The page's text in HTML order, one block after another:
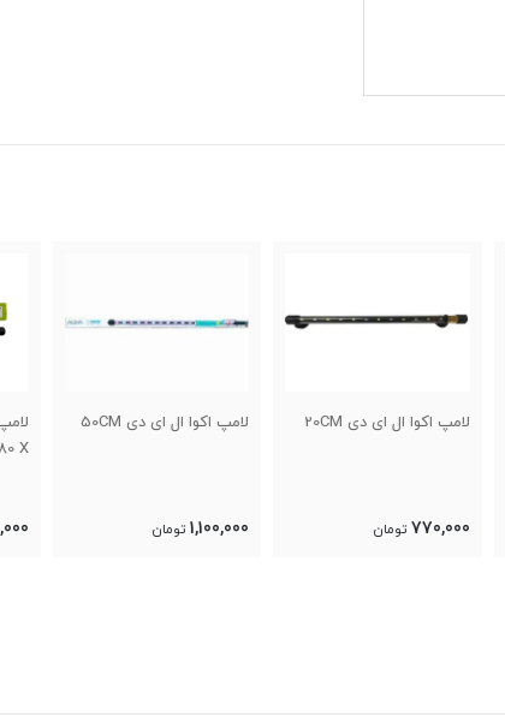
لامپ اکوا ال ای دی 50CM
1,100,000
1,920,000